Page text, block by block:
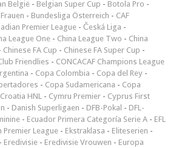
België - Belgian Super Cup - Botola Pro -
- Bundesliga Österreich - CAF
Premier League - Česká Liga -
League One - China League Two - China
Chinese FA Cup - Chinese FA Super Cup -
Friendlies - CONCACAF Champions League
- Copa Colombia - Copa del Rey -
- Copa Sudamericana - Copa
Croatia HNL - Cymru Premier - Cyprus First
- Danish Superligaen - DFB-Pokal - DFL-
- Ecuador Primera Categoría Serie A - EFL
Premier League - Ekstraklasa - Eliteserien -
- Eredivisie - Eredivisie Vrouwen - Europa